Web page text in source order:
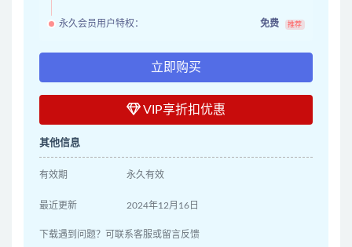
永久会员用户特权： 免费 推荐
立即购买
VIP享折扣优惠
其他信息
有效期 永久有效
最近更新 2024年12月16日
下载遇到问题？可联系客服或留言反馈